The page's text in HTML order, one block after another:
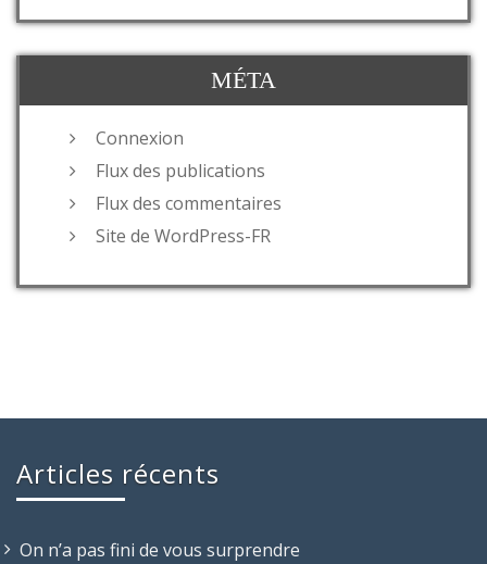
MÉTA
Connexion
Flux des publications
Flux des commentaires
Site de WordPress-FR
Articles récents
On n’a pas fini de vous surprendre